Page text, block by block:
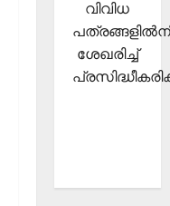
വിവിധ
ശേഖരിച്ച്